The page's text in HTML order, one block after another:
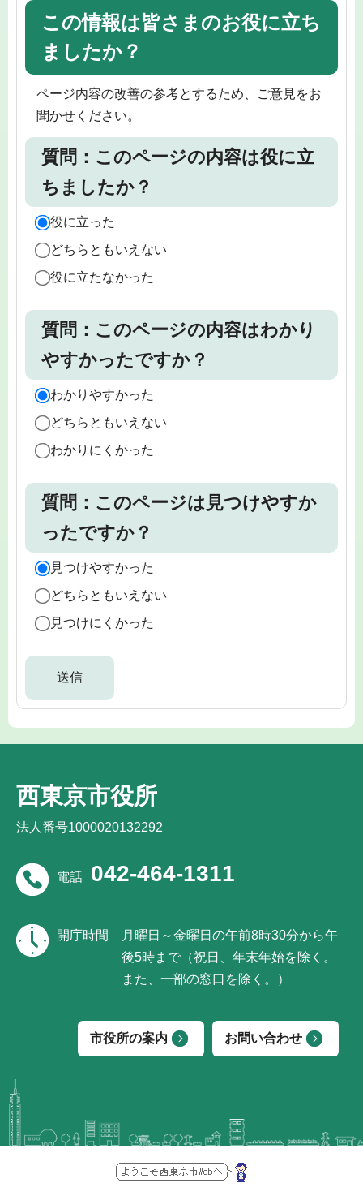
この情報は皆さまのお役に立ち
ましたか？
ページ内容の改善の参考とするため、ご意見をお
聞かせください。
質問：このページの内容は役に立
ちましたか？
役に立った
どちらともいえない
役に立たなかった
質問：このページの内容はわかり
やすかったですか？
わかりやすかった
どちらともいえない
わかりにくかった
質問：このページは見つけやすか
ったですか？
見つけやすかった
どちらともいえない
見つけにくかった
西東京市役所
法人番号1000020132292
電話 042-464-1311
開庁時間
月曜日～金曜日の午前8時30分から午
後5時まで（祝日、年末年始を除く。
また、一部の窓口を除く。）
市役所の案内 お問い合わせ